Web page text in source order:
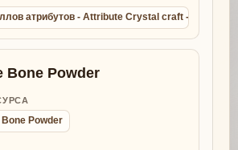
атрибутов - Attribute Crystal craft -
Bone Powder
Powder